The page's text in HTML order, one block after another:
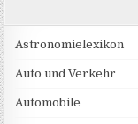
Astronomielexikon
Auto und Verkehr
Automobile